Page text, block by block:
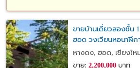
ขายบ้านเดี่ยวสองชั้น
ฮอด วงเวียนหอนาฬิก
หางดง, ฮอด, เชียงให
ขาย: 2,200,000บาท